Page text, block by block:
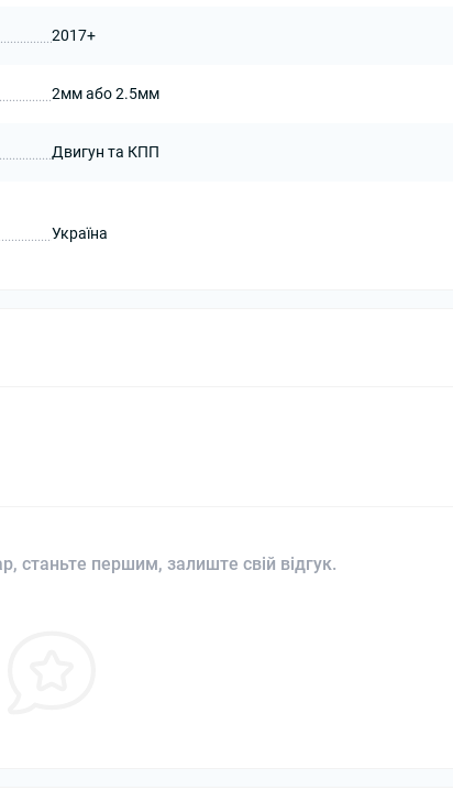
2017+
2мм або 2.5мм
Двигун та КПП
Україна
станьте першим, залиште свій відгук.